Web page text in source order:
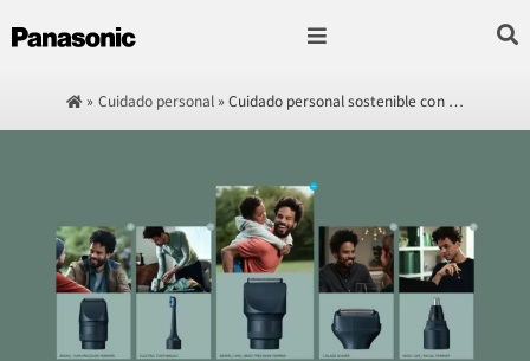
» Cuidado personal»Cuidado personal sostenible con …